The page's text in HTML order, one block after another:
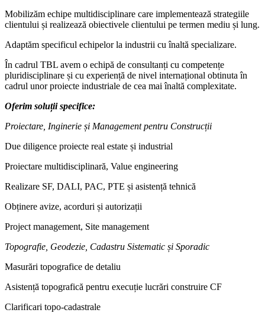
Mobilizăm echipe multidisciplinare care implementează strategiile
clientului și realizează obiectivele clientului pe termen mediu și lung.
Adaptăm specificul echipelor la industrii cu înaltă specializare.
În cadrul TBL avem o echipă de consultanți cu competențe
pluridisciplinare și cu experiență de nivel internațional obtinuta în
cadrul unor proiecte industriale de cea mai înaltă complexitate.
Oferim soluții specifice:
Proiectare, Inginerie și Management pentru Construcții
Due diligence proiecte real estate și industrial
Proiectare multidisciplinară, Value engineering
Realizare SF, DALI, PAC, PTE și asistență tehnică
Obținere avize, acorduri și autorizații
Project management, Site management
Topografie, Geodezie, Cadastru Sistematic și Sporadic
Masurări topografice de detaliu
Asistență topografică pentru execuție lucrări construire CF
Clarificari topo-cadastrale